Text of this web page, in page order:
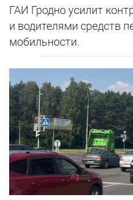
ГАИ Гродно усилит
и водителями средств
мобильности.